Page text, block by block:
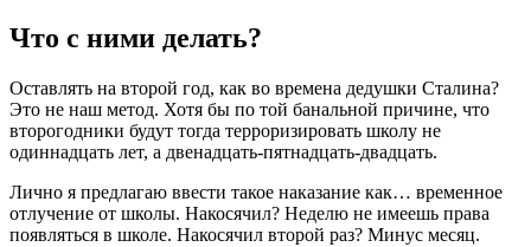
Что с ними делать?
Оставлять на второй год, как во времена дедушки Сталина?
Это не наш метод. Хотя бы по той банальной причине, что
второгодники будут тогда терроризировать школу не
одиннадцать лет, а двенадцать-пятнадцать-двадцать.
Лично я предлагаю ввести такое наказание как… временное
отлучение от школы. Накосячил? Неделю не имеешь права
появляться в школе. Накосячил второй раз? Минус месяц.